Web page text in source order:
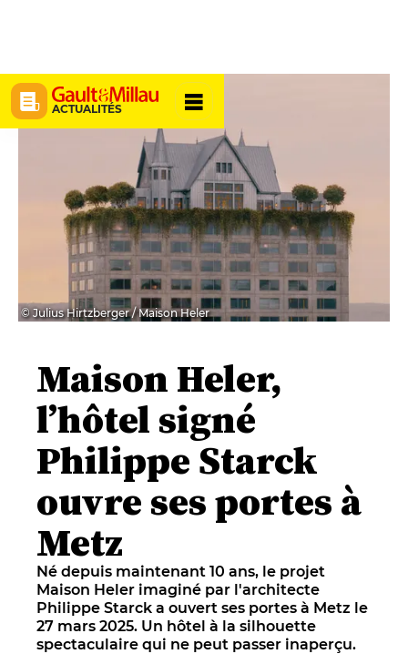
ACTUALITÉS
© Julius Hirtzberger / Maison Heler
Maison Heler,
l’hôtel signé
Philippe Starck
ouvre ses portes à
Metz
Né depuis maintenant 10 ans, le projet
Maison Heler imaginé par l'architecte
Philippe Starck a ouvert ses portes à Metz le
27 mars 2025. Un hôtel à la silhouette
spectaculaire qui ne peut passer inaperçu.